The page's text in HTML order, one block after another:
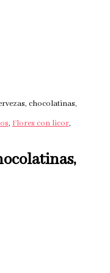
chocolatinas,
,Flores con licor,